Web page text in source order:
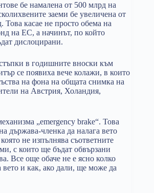
бе намалена от 500 млрд на
заеми бе увеличена от
Това касае не просто обема на
на ЕС, а начинът, по който
дислоцирани.
в годишните вноски към
се появиха вече колажи, в които
на фона на общата снимка на
на Австрия, Холандия,
„emergency brake“. Това
държава-членка да налага вето
не изпълнява съответните
с които ще бъдат обвързани
Все още обаче не е ясно колко
вето и как, ако дали, ще може да